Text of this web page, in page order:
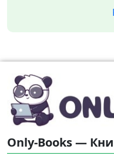
Only-Books —